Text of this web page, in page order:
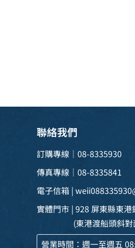
聯絡我們
訂購專線｜08-8335930
傳真專線｜08-8335841
電子信箱 |
實體門市 | 928 屏東縣東
(東港渡船頭斜對
營業時間：週一至週五